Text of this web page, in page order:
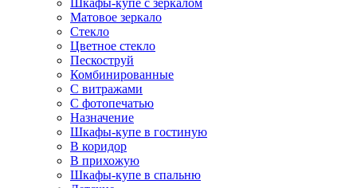
Шкафы-купе с зеркалом
Матовое зеркало
Стекло
Цветное стекло
Пескоструй
Комбинированные
С витражами
С фотопечатью
Назначение
Шкафы-купе в гостиную
В коридор
В прихожую
Шкафы-купе в спальню